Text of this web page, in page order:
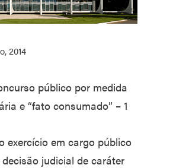
2014
público por medida
e “fato consumado” – 1
exercício em cargo público
judicial de caráter